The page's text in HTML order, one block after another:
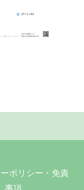
ポリシー・免責